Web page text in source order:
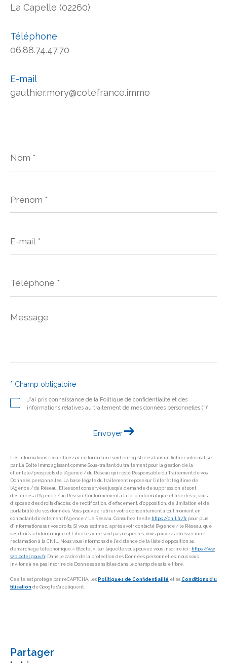
La Capelle (02260)
Téléphone
06.88.74.47.70
E-mail
gauthier.mory@cotefrance.immo
*
*
mail
*
Message
*
J'ai pris connaissance de la Politique de confidentialité et des
informations relatives au traitement de mes données personnelles (*)*
* Champ obligatoire
Envoyer
Les informations recueillies sur ce formulaire sont enregistrées dans un fichier informatisé
par La Boite Immo agissant comme Sous-traitant du traitement pour la gestion de la
clientèle/prospects de l'Agence / du Réseau qui reste Responsable du Traitement de vos
Données personnelles. La base légale du traitement repose sur l'intérêt légitime de
l'Agence / du Réseau. Elles sont conservées jusqu'à demande de suppression et sont
destinées à l'Agence / au Réseau. Conformément à la loi « informatique et libertés », vous
disposez des droits d’accès, de rectification, d’effacement, d’opposition, de limitation et de
portabilité de vos données. Vous pouvez retirer votre consentement à tout moment en
contactant directement l’Agence / Le Réseau. Consultez le site https://cnil.fr/fr pour plus
d’informations sur vos droits. Si vous estimez, après avoir contacté l'Agence / le Réseau, que
vos droits « Informatique et Libertés » ne sont pas respectés, vous pouvez adresser une
réclamation à la CNIL. Nous vous informons de l’existence de la liste d'opposition au
démarchage téléphonique « Bloctel », sur laquelle vous pouvez vous inscrire ici : https://ww
w.bloctel.gouv.fr. Dans le cadre de la protection des Données personnelles, nous vous
invitons à ne pas inscrire de Données sensibles dans le champ de saisie libre.
Ce site est protégé par reCAPTCHA, les Politiques de Confidentialité et es Conditions d'u
tilisation de Google s'appliquent.
partager